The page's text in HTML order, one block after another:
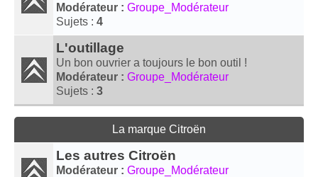
Modérateur : Groupe_Modérateur
Sujets : 4
L'outillage
Un bon ouvrier a toujours le bon outil !
Modérateur : Groupe_Modérateur
Sujets : 3
La marque Citroën
Les autres Citroën
Modérateur : Groupe_Modérateur